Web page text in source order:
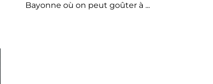
Bayonne où on peut goûter à ...